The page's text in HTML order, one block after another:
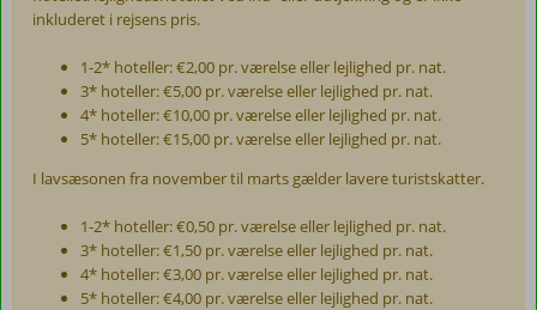
inkluderet i rejsens pris.
1-2* hoteller: €2,00 pr. værelse eller lejlighed pr. nat.
3* hoteller: €5,00 pr. værelse eller lejlighed pr. nat.
4* hoteller: €10,00 pr. værelse eller lejlighed pr. nat.
5* hoteller: €15,00 pr. værelse eller lejlighed pr. nat.
I lavsæsonen fra november til marts gælder lavere turistskatter.
1-2* hoteller: €0,50 pr. værelse eller lejlighed pr. nat.
3* hoteller: €1,50 pr. værelse eller lejlighed pr. nat.
4* hoteller: €3,00 pr. værelse eller lejlighed pr. nat.
5* hoteller: €4,00 pr. værelse eller lejlighed pr. nat.